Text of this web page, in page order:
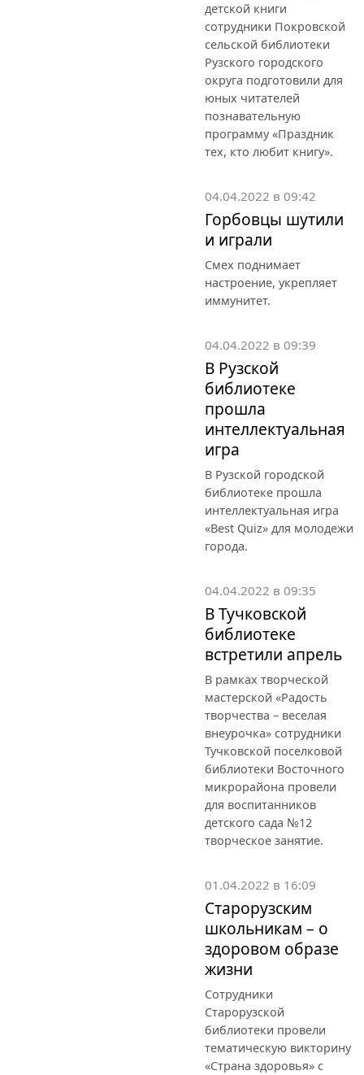
детской книги
сотрудники Покровской
сельской библиотеки
Рузского городского
округа подготовили для
юных читателей
познавательную
программу «Праздник
тех, кто любит книгу».
04.04.2022 в 09:42
Горбовцы шутили
и играли
Смех поднимает
настроение, укрепляет
иммунитет.
04.04.2022 в 09:39
В Рузской
библиотеке
прошла
интеллектуальная
игра
В Рузской городской
библиотеке прошла
интеллектуальная игра
«Best Quiz» для молодежи
города.
04.04.2022 в 09:35
В Тучковской
библиотеке
встретили апрель
В рамках творческой
мастерской «Радость
творчества – веселая
внеурочка» сотрудники
Тучковской поселковой
библиотеки Восточного
микрорайона провели
для воспитанников
детского сада №12
творческое занятие.
01.04.2022 в 16:09
Старорузским
школьникам – о
здоровом образе
жизни
Сотрудники
Старорузской
библиотеки провели
тематическую викторину
«Страна здоровья» с